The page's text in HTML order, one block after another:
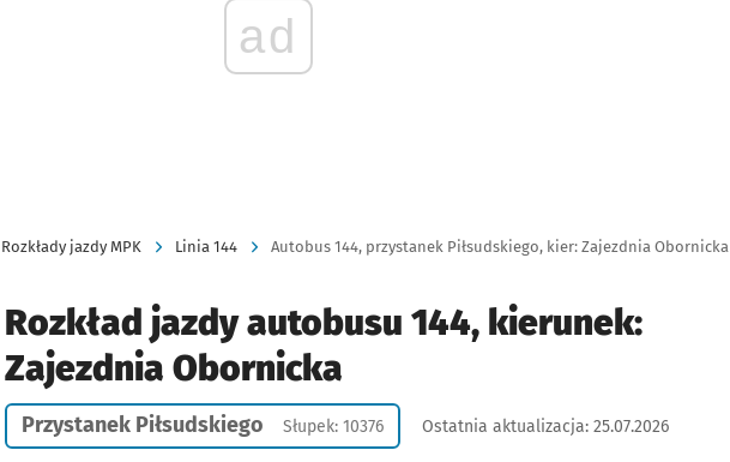
ad
Rozkłady jazdy MPK Linia 144 Autobus 144, przystanek Piłsudskiego, kier: Zajezdnia Obornicka
Rozkład jazdy autobusu 144, kierunek:
Zajezdnia Obornicka
Przystanek Piłsudskiego Słupek: 10376 Ostatnia aktualizacja: 25.07.2026